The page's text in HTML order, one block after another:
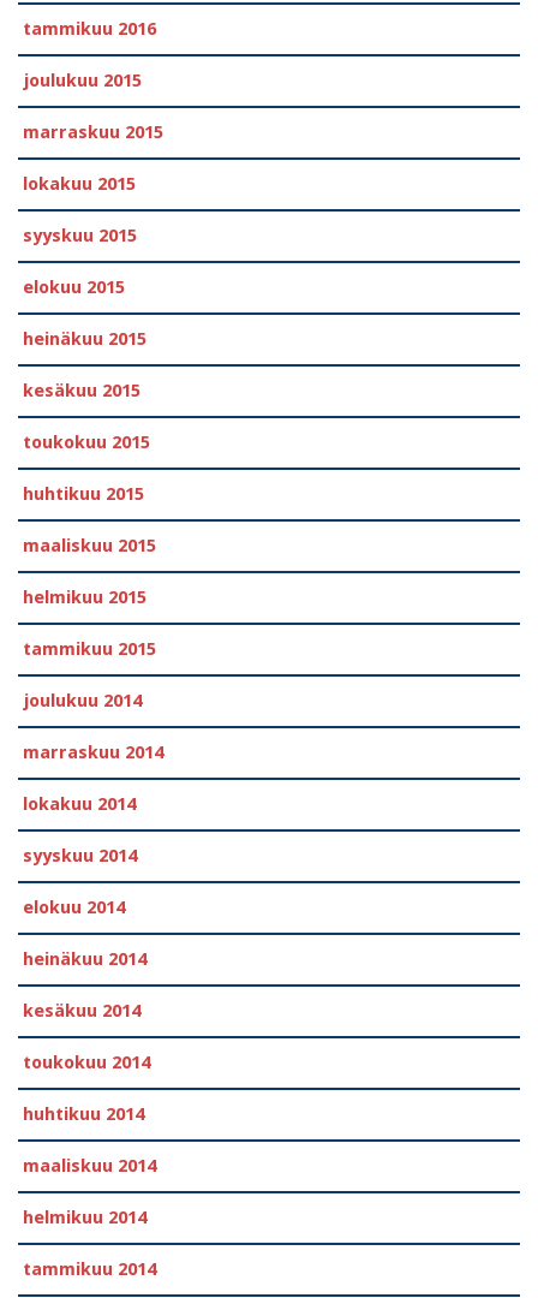
tammikuu 2016
joulukuu 2015
marraskuu 2015
lokakuu 2015
syyskuu 2015
elokuu 2015
heinäkuu 2015
kesäkuu 2015
toukokuu 2015
huhtikuu 2015
maaliskuu 2015
helmikuu 2015
tammikuu 2015
joulukuu 2014
marraskuu 2014
lokakuu 2014
syyskuu 2014
elokuu 2014
heinäkuu 2014
kesäkuu 2014
toukokuu 2014
huhtikuu 2014
maaliskuu 2014
helmikuu 2014
tammikuu 2014